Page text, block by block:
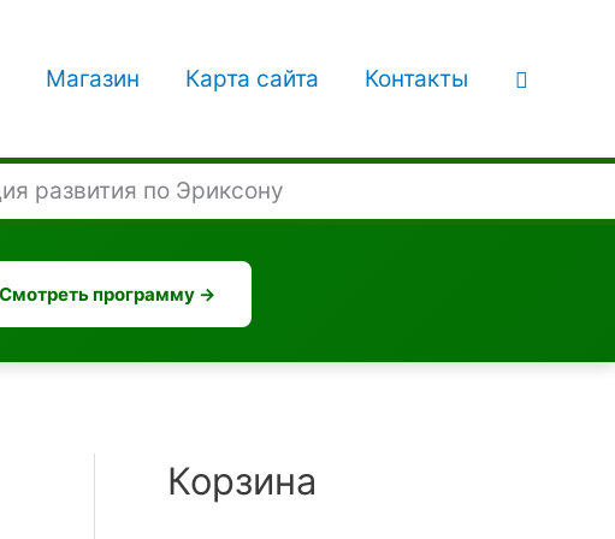
Магазин Карта сайта Контакты Поиск
развития по Эриксону
Смотреть программу →
Корзина